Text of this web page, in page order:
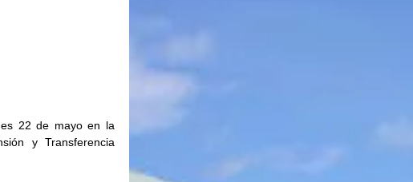
22 de mayo en la
y Transferencia